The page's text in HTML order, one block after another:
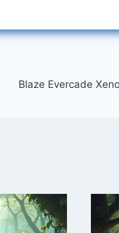
Blaze Evercade